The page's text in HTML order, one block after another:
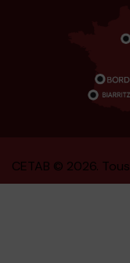
CETAB © 2026.